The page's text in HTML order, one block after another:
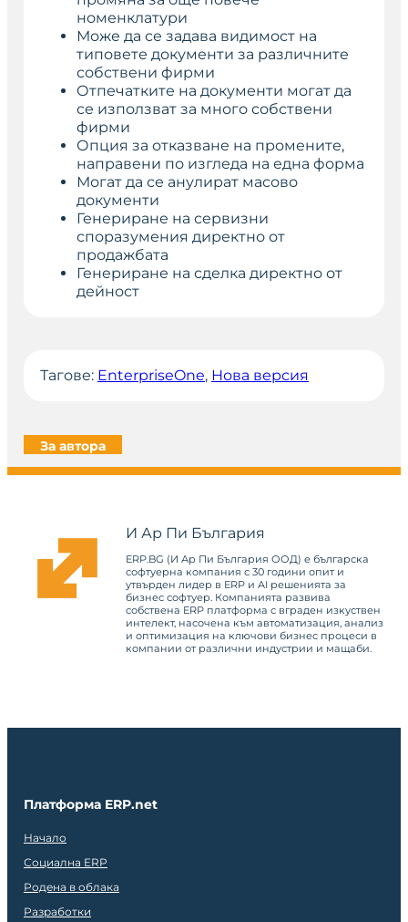
номенклатури
Може да се задава видимост на
типовете документи за различните
собствени фирми
Отпечатките на документи могат да
се използват за много собствени
фирми
Опция за отказване на промените,
направени по изгледа на една форма
Могат да се анулират масово
документи
Генериране на сервизни
споразумения директно от
продажбата
Генериране на сделка директно от
дейност
Тагове: EnterpriseOne, Нова версия
За автора
И Ар Пи България
ERP.BG (И Ар Пи България ООД) е българска
софтуерна компания с 30 години опит и
утвърден лидер в ERP и AI решенията за
бизнес софтуер. Компанията развива
собствена ERP платформа с вграден изкуствен
интелект, насочена към автоматизация, анализ
и оптимизация на ключови бизнес процеси в
компании от различни индустрии и мащаби.
Платформа ERP.net
Начало
Социална ERP
Родена в облака
Разработки